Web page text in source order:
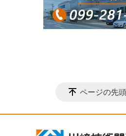
ページの先